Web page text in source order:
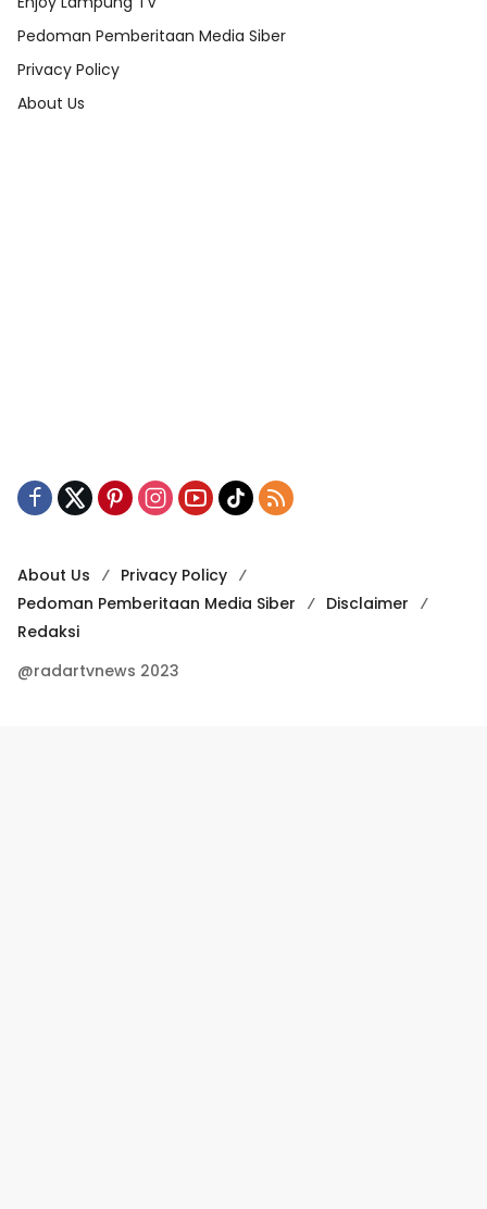
Pedoman Pemberitaan Media Siber
Privacy Policy
About Us
About Us
Privacy Policy
Pedoman Pemberitaan Media Siber
Disclaimer
Redaksi
@radartvnews 2023